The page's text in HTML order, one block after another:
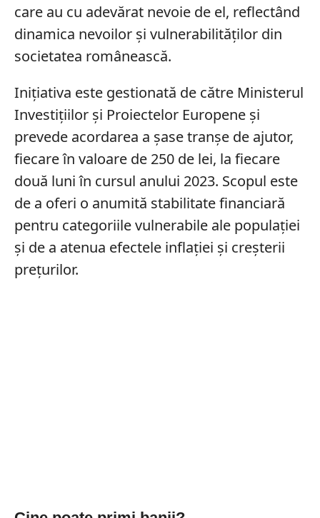
care au cu adevărat nevoie de el, reflectând
dinamica nevoilor și vulnerabilităților din
societatea românească.
Inițiativa este gestionată de către Ministerul
Investițiilor și Proiectelor Europene și
prevede acordarea a șase tranșe de ajutor,
fiecare în valoare de 250 de lei, la fiecare
două luni în cursul anului 2023. Scopul este
de a oferi o anumită stabilitate financiară
pentru categoriile vulnerabile ale populației
și de a atenua efectele inflației și creșterii
prețurilor.